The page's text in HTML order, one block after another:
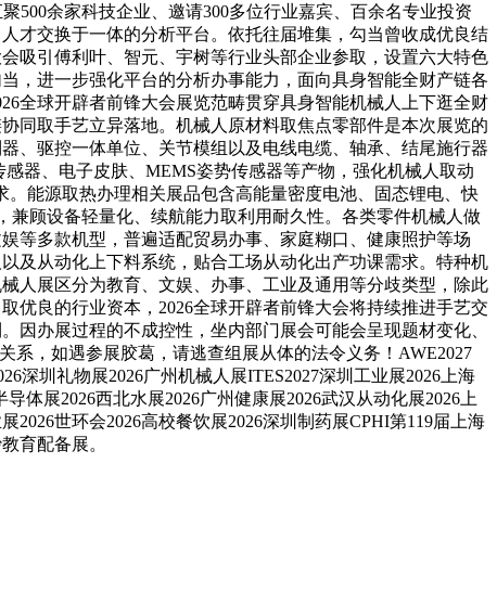
500余家科技企业、邀请300多位行业嘉宾、百余名专业投资
才交换于一体的分析平台。依托往届堆集，勾当曾收成优良结
吸引傅利叶、智元、宇树等行业头部企业参取，设置六大特色
，进一步强化平台的分析办事能力，面向具身智能全财产链各
全球开辟者前锋大会展览范畴贯穿具身智能机械人上下逛全财
同取手艺立异落地。机械人原材料取焦点零部件是本次展览的
、驱控一体单位、关节模组以及电线电缆、轴承、结尾施行器
器、电子皮肤、MEMS姿势传感器等产物，强化机械人取动
能源取热办理相关展品包含高能量密度电池、固态锂电、快
顾设备轻量化、续航能力取利用耐久性。各类零件机械人做
等多款机型，普遍适配贸易办事、家庭糊口、健康照护等场
及从动化上下料系统，贴合工场从动化出产功课需求。特种机
人展区分为教育、文娱、办事、工业及通用等分歧类型，除此
优良的行业资本，2026全球开辟者前锋大会将持续推进手艺交
办展过程的不成控性，坐内部门展会可能会呈现题材变化、
，如遇参展胶葛，请逃查组展从体的法令义务！AWE2027
深圳礼物展2026广州机械人展ITES2027深圳工业展2026上海
体展2026西北水展2026广州健康展2026武汉从动化展2026上
2026世环会2026高校餐饮展2026深圳制药展CPHI第119届上海
育配备展。